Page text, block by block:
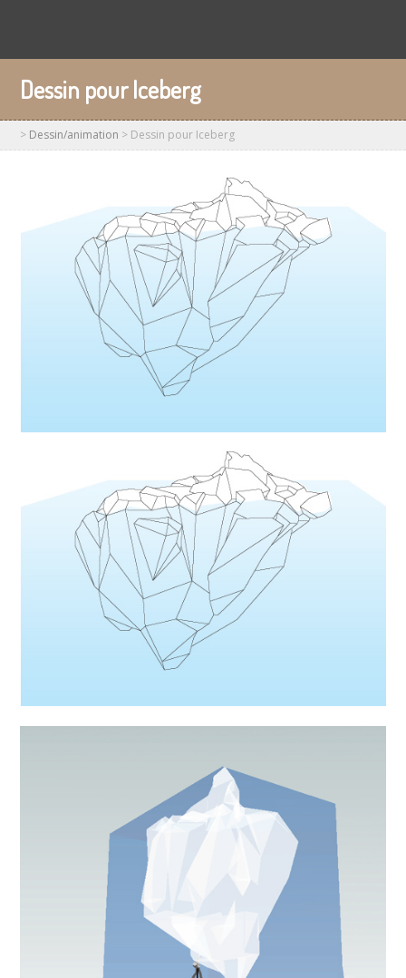
Dessin pour Iceberg
> Dessin/animation > Dessin pour Iceberg